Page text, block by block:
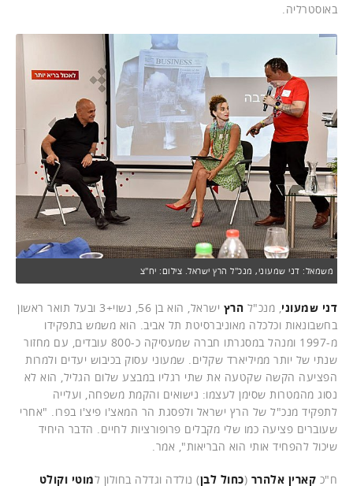
באוסטרליה.
משמאל: דני שמעוני, מנכ"ל הרץ ישראל. צילום: יח"צ
דני שמעוני, מנכ"ל הרץ
ישראל, הוא בן 56, נשוי+3 ובעל תואר ראשון
בחשבונאות וכלכלה מאוניברסיטת תל אביב. הוא משמש בתפקידו
מ-1997 ומנהל במסגרתו חברה שמעסיקה כ-800 עובדים, עם מחזור
שנתי של יותר ממיליארד שקלים. שמעוני עסוק בכיבוש יעדים ולמרות
הפציעה הקשה שקטעה את שתי רגליו במבצע שלום הגליל, הוא לא
נסוג מהמטרות שסימן לעצמו: נישואים והקמת משפחה, ועלייה
לתפקיד מנכ"ל של הרץ ישראל ולפסגת הר המאצ'ו פיצ'ו בפרו. "אחרי
שעוברים פציעה כמו שלי מקבלים פרופורציות לחיים. הדבר היחיד
שיכול להפחיד אותי הוא הבריאות", אמר.
ח"כ קארין אלהרר (כחול לבן) נולדה וגדלה בחולון למוטי וקולט